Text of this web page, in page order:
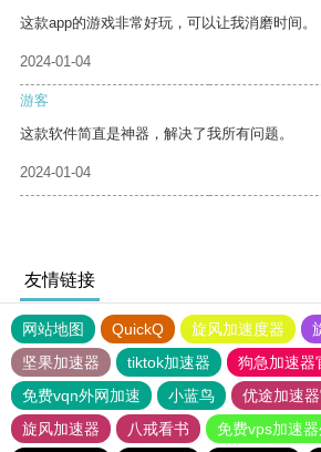
这款app的游戏非常好玩，可以让我消磨时间。
2024-01-04
游客
这款软件简直是神器，解决了我所有问题。
2024-01-04
友情链接
网站地图 QuickQ 旋风加速度器
坚果加速器
tiktok加速器
狗急加速器
免费vqn外网加速
小蓝鸟 优途加速
旋风加速器
八戒看书
免费vps加速